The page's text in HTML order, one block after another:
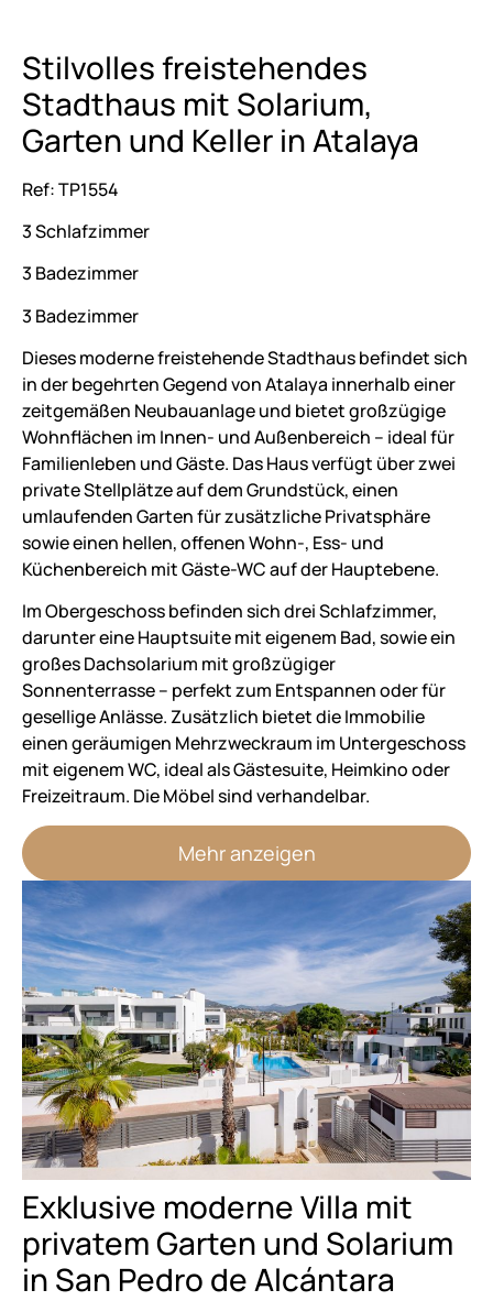
Stilvolles freistehendes
Stadthaus mit Solarium,
Garten und Keller in Atalaya
Ref: TP1554
3 Schlafzimmer
3 Badezimmer
3 Badezimmer
Dieses moderne freistehende Stadthaus befindet sich
in der begehrten Gegend von Atalaya innerhalb einer
zeitgemäßen Neubauanlage und bietet großzügige
Wohnflächen im Innen- und Außenbereich – ideal für
Familienleben und Gäste. Das Haus verfügt über zwei
private Stellplätze auf dem Grundstück, einen
umlaufenden Garten für zusätzliche Privatsphäre
sowie einen hellen, offenen Wohn-, Ess- und
Küchenbereich mit Gäste-WC auf der Hauptebene.
Im Obergeschoss befinden sich drei Schlafzimmer,
darunter eine Hauptsuite mit eigenem Bad, sowie ein
großes Dachsolarium mit großzügiger
Sonnenterrasse – perfekt zum Entspannen oder für
gesellige Anlässe. Zusätzlich bietet die Immobilie
einen geräumigen Mehrzweckraum im Untergeschoss
mit eigenem WC, ideal als Gästesuite, Heimkino oder
Freizeitraum. Die Möbel sind verhandelbar.
Mehr anzeigen
Exklusive moderne Villa mit
privatem Garten und Solarium
in San Pedro de Alcántara